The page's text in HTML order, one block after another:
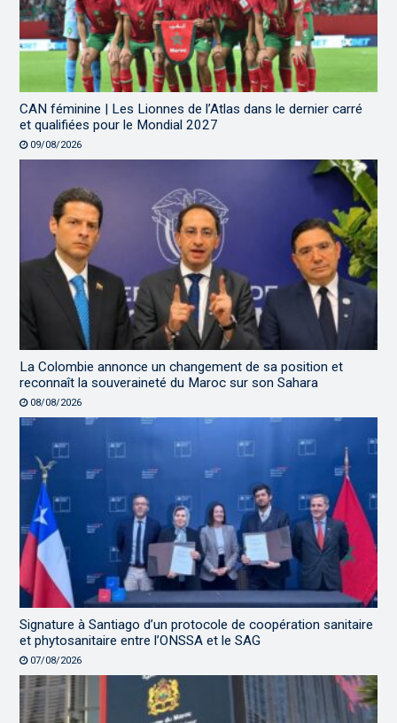
CAN féminine | Les Lionnes de l’Atlas dans le dernier carré
et qualifiées pour le Mondial 2027
09/08/2026
La Colombie annonce un changement de sa position et
reconnaît la souveraineté du Maroc sur son Sahara
08/08/2026
Signature à Santiago d’un protocole de coopération sanitaire
et phytosanitaire entre l’ONSSA et le SAG
07/08/2026